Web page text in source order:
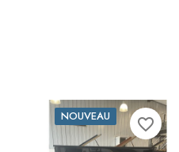
NOUVEAU favorite_border